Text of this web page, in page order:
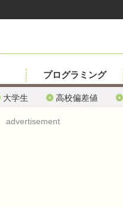
大学生 高校偏差値
プログラミング
advertisement